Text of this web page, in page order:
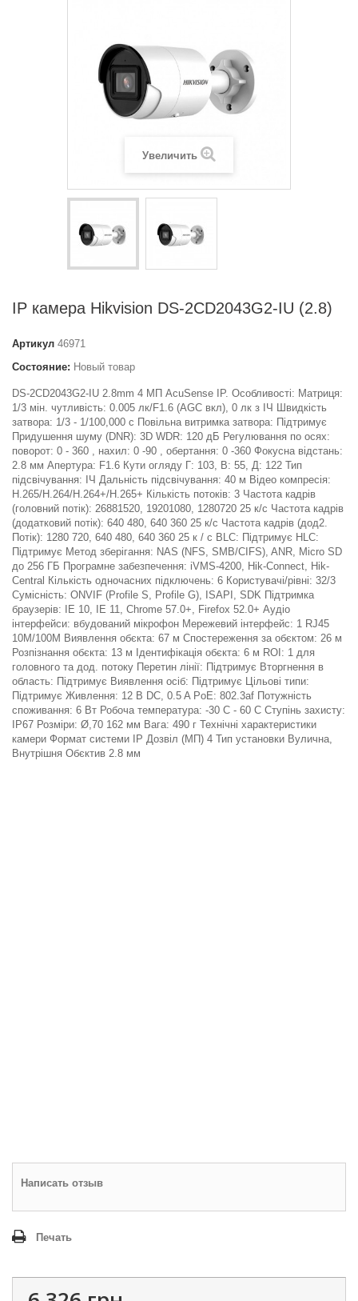
Увеличить
IP камера Hikvision DS-2CD2043G2-IU (2.8)
Артикул 46971
Состояние: Новый товар
DS-2CD2043G2-IU 2.8mm 4 МП AcuSense IP. Особливості: Матриця:
1/3 мін. чутливість: 0.005 лк/F1.6 (AGC вкл), 0 лк з ІЧ Швидкість
затвора: 1/3 - 1/100,000 с Повільна витримка затвора: Підтримує
Придушення шуму (DNR): 3D WDR: 120 дБ Регулювання по осях:
поворот: 0 - 360 , нахил: 0 -90 , обертання: 0 -360 Фокусна відстань:
2.8 мм Апертура: F1.6 Кути огляду Г: 103, В: 55, Д: 122 Тип
підсвічування: ІЧ Дальність підсвічування: 40 м Відео компресія:
H.265/H.264/H.264+/H.265+ Кількість потоків: 3 Частота кадрів
(головний потік): 26881520, 19201080, 1280720 25 к/с Частота кадрів
(додатковий потік): 640 480, 640 360 25 к/с Частота кадрів (дод2.
Потік): 1280 720, 640 480, 640 360 25 к / с BLC: Підтримує HLC:
Підтримує Метод зберігання: NAS (NFS, SMB/CIFS), ANR, Micro SD
до 256 ГБ Програмне забезпечення: iVMS-4200, Hik-Connect, Hik-
Central Кількість одночасних підключень: 6 Користувачі/рівні: 32/3
Сумісність: ONVIF (Profile S, Profile G), ISAPI, SDK Підтримка
браузерів: IE 10, IE 11, Chrome 57.0+, Firefox 52.0+ Аудіо
інтерфейси: вбудований мікрофон Мережевий інтерфейс: 1 RJ45
10M/100M Виявлення обєкта: 67 м Спостереження за обєктом: 26 м
Розпізнання обєкта: 13 м Ідентифікація обєкта: 6 м ROI: 1 для
головного та дод. потоку Перетин лінії: Підтримує Вторгнення в
область: Підтримує Виявлення осіб: Підтримує Цільові типи:
Підтримує Живлення: 12 В DC, 0.5 A PoE: 802.3af Потужність
споживання: 6 Вт Робоча температура: -30 C - 60 C Ступінь захисту:
IP67 Розміри: Ø,70 162 мм Вага: 490 г Технічні характеристики
камери Формат системи IP Дозвіл (МП) 4 Тип установки Вулична,
Внутрішня Обєктив 2.8 мм
Написать отзыв
Печать